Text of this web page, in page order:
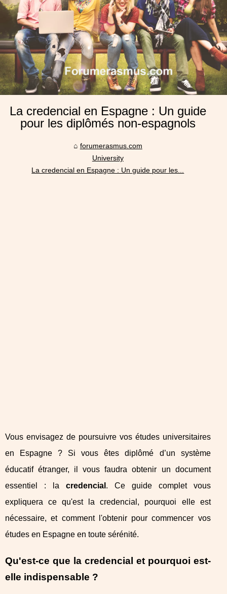
La credencial en Espagne : Un guide
pour les diplômés non-espagnols
forumerasmus.com
University
La credencial en Espagne : Un guide pour les...
Vous envisagez de poursuivre vos études universitaires
en Espagne ? Si vous êtes diplômé d’un système
éducatif étranger, il vous faudra obtenir un document
essentiel : la credencial . Ce guide complet vous
expliquera ce qu'est la credencial, pourquoi elle est
nécessaire, et comment l'obtenir pour commencer vos
études en Espagne en toute sérénité.
Qu'est-ce que la credencial et pourquoi est-
elle indispensable ?